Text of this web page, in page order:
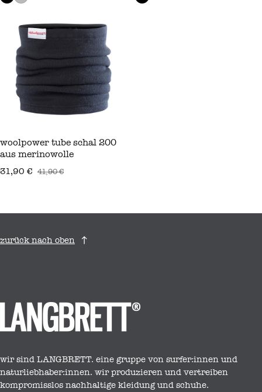
woolpower tube schal 200
aus merinowolle
verkaufspreis
31,90 €
regulärer preis
41,90 €
zurück nach oben
wir sind LANGBRETT. eine gruppe von surfer:innen und
naturliebhaber:innen. wir produzieren und vertreiben
kompromisslos nachhaltige kleidung und schuhe.